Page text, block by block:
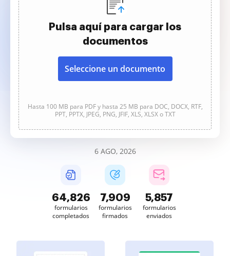
Pulsa aquí para cargar los
documentos
Seleccione un documento
Hasta 100 MB para PDF y hasta 25 MB para DOC, DOCX, RTF,
PPT, PPTX, JPEG, PNG, JFIF, XLS, XLSX o TXT
6 AGO, 2026
64,827
formularios
completados
7,910
formularios
firmados
5,857
formularios
enviados